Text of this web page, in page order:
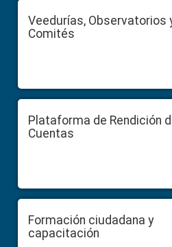
Veedurías, Observatorios
Comités
Plataforma de Rendición
Cuentas
Formación ciudadana y
capacitación